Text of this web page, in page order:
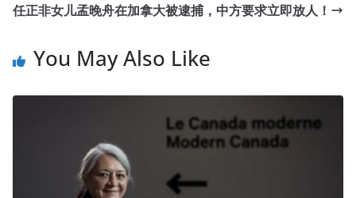
任正非女儿孟晚舟在加拿大被逮捕，中方要求立即放人！
You May Also Like